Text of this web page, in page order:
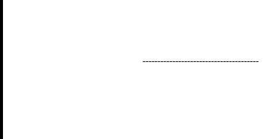
---------------------------------------